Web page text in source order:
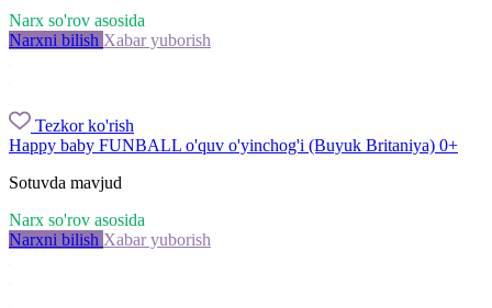
Narx so'rov asosida
Narxni bilish Xabar yuborish
Tezkor ko'rish
Happy baby FUNBALL o'quv o'yinchog'i (Buyuk Britaniya) 0+
Sotuvda mavjud
Narx so'rov asosida
Narxni bilish Xabar yuborish